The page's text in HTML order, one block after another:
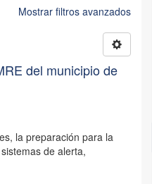
Mostrar filtros avanzados
del municipio de
la preparación para la
de alerta,